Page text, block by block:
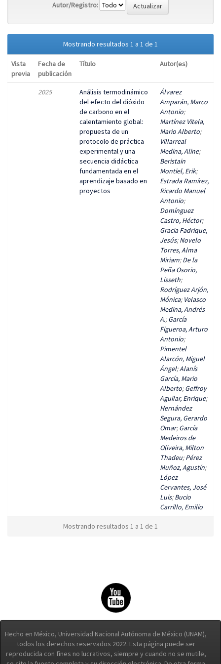
Autor/Registro:
Mostrando resultados 1 a 1 de 1
Vista
previa
Fecha de
publicación
Título Autor(es)
2025
Análisis termodinámico
del efecto del dióxido
de carbono en el
calentamiento global:
propuesta de un
protocolo de práctica
experimental y una
secuencia didáctica
fundamentada en el
aprendizaje basado en
proyectos
Álvarez
Amparán, Marco
Antonio;
Martínez Vitela,
Mario Alberto;
Villarreal
Medina, Aline;
Beristain
Montiel, Erik;
Estrada Ramírez,
Ricardo Manuel
Antonio;
Domínguez
Castro, Héctor;
Gracia Fadrique,
Jesús;Novelo
Torres, Alma
Miriam;De la
Peña Osorio,
Lisseth;
Rodríguez Arjón,
Mónica; Velasco
Medina, Andrés
A.;García
Figueroa, Arturo
Antonio;
Pimentel
Alarcón, Miguel
Ángel;Alanís
García, Mario
Alberto;Geffroy
Aguilar, Enrique;
Hernández
Segura, Gerardo
Omar;García
Medeiros de
Oliveira, Milton
Thadeu;Pérez
Muñoz, Agustín;
López
Cervantes, José
Luis;Bucio
Carrillo, Emilio
Mostrando resultados 1 a 1 de 1
Hecho en México, Universidad Nacional Autónoma de México (UNAM),
todos los derechos reservados 2022. Esta página puede ser
reproducida con fines no lucrativos, siempre y cuando no se mutile,